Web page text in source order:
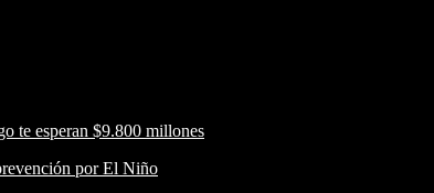
te esperan $9.800 millones
por El Niño